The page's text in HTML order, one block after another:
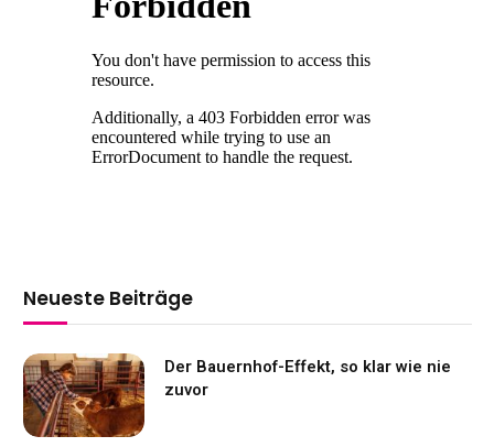
Neueste Beiträge
Der Bauernhof-Effekt, so klar wie nie
zuvor